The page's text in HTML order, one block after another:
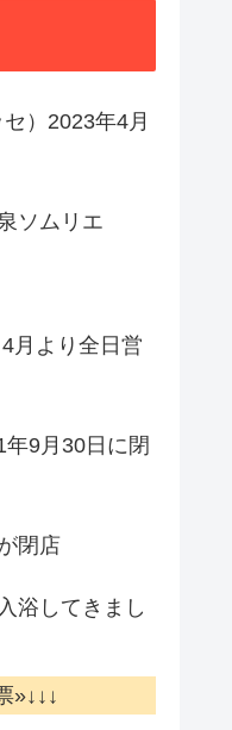
）2023年4月
ソムリエ
月より全日営
年9月30日に閉
閉店
浴してきまし
»↓↓↓